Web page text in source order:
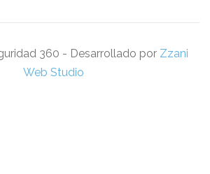
360 - Desarrollado por Zzani
Web Studio